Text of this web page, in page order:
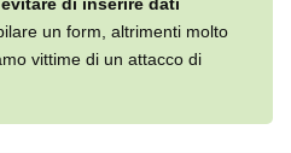
un form, altrimenti molto
vittime di un attacco di